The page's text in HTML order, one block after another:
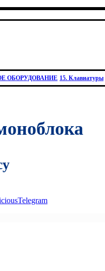
ОБОРУДОВАНИЕ 15. Клавиатуры
Telegram